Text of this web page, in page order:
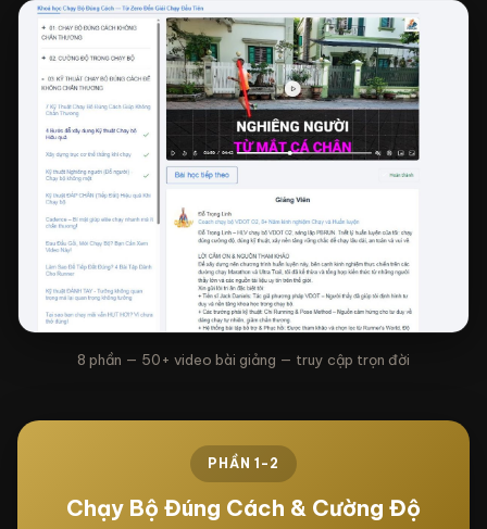
8 phần — 50+ video bài giảng — truy cập trọn đời
PHẦN 1-2
Chạy Bộ Đúng Cách & Cường Độ